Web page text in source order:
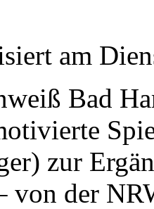
am
Bad
zur
von der